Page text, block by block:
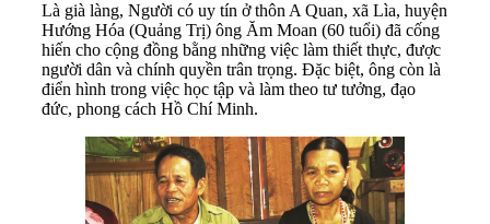
Là già làng, Người có uy tín ở thôn A Quan, xã Lìa, huyện
Hướng Hóa (Quảng Trị) ông Ăm Moan (60 tuổi) đã cống
hiến cho cộng đồng bằng những việc làm thiết thực, được
người dân và chính quyền trân trọng. Đặc biệt, ông còn là
điển hình trong việc học tập và làm theo tư tưởng, đạo
đức, phong cách Hồ Chí Minh.